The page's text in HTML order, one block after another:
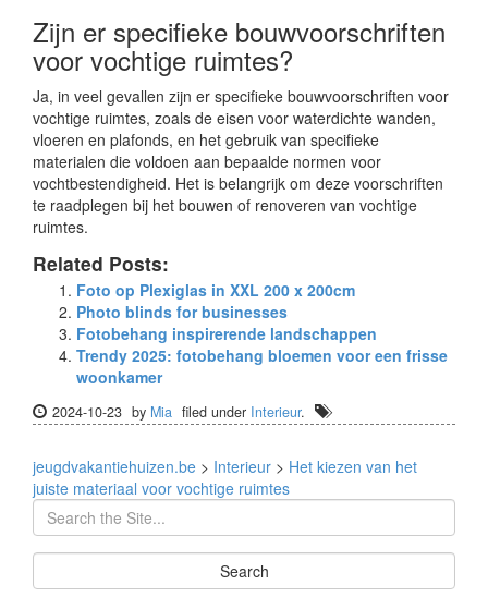
Zijn er specifieke bouwvoorschriften
voor vochtige ruimtes?
Ja, in veel gevallen zijn er specifieke bouwvoorschriften voor
vochtige ruimtes, zoals de eisen voor waterdichte wanden,
vloeren en plafonds, en het gebruik van specifieke
materialen die voldoen aan bepaalde normen voor
vochtbestendigheid. Het is belangrijk om deze voorschriften
te raadplegen bij het bouwen of renoveren van vochtige
ruimtes.
Related Posts:
Foto op Plexiglas in XXL 200 x 200cm
Photo blinds for businesses
Fotobehang inspirerende landschappen
Trendy 2025: fotobehang bloemen voor een frisse
woonkamer
2024-10-23 by Mia filed under Interieur.
jeugdvakantiehuizen.be > Interieur > Het kiezen van het
juiste materiaal voor vochtige ruimtes